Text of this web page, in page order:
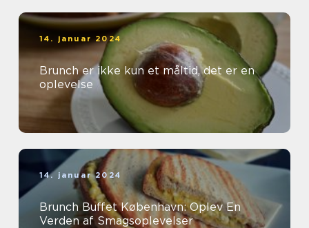
14. januar 2024
Brunch er ikke kun et måltid, det er en
oplevelse
14. januar 2024
Brunch Buffet København: Oplev En
Verden af Smagsoplevelser